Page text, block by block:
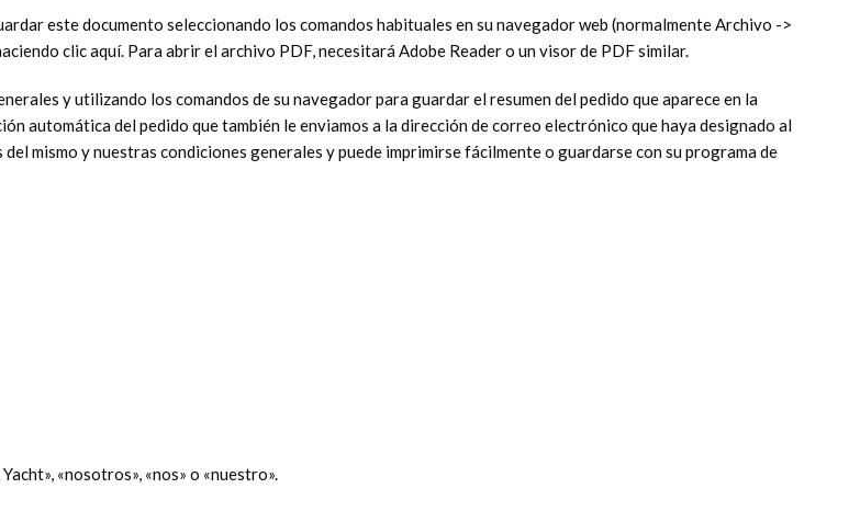
este documento seleccionando los comandos habituales en su navegador web (normalmente Archivo ->
clic aquí. Para abrir el archivo PDF, necesitará Adobe Reader o un visor de PDF similar.
y utilizando los comandos de su navegador para guardar el resumen del pedido que aparece en la
automática del pedido que también le enviamos a la dirección de correo electrónico que haya designado al
mismo y nuestras condiciones generales y puede imprimirse fácilmente o guardarse con su programa de
«nosotros», «nos» o «nuestro».